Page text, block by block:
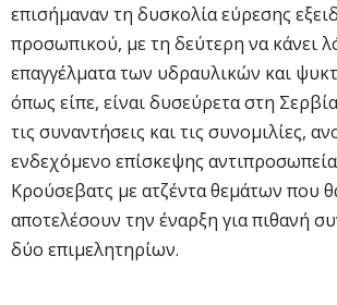
επισήμαναν τη δυσκολία εύρεσης
προσωπικού, με τη δεύτερη να κάνει
επαγγέλματα των υδραυλικών και
όπως είπε, είναι δυσεύρετα στη
τις συναντήσεις και τις συνομιλίες,
ενδεχόμενο επίσκεψης
Κρούσεβατς με ατζέντα θεμάτων που
αποτελέσουν την έναρξη για πιθανή
δύο επιμελητηρίων.